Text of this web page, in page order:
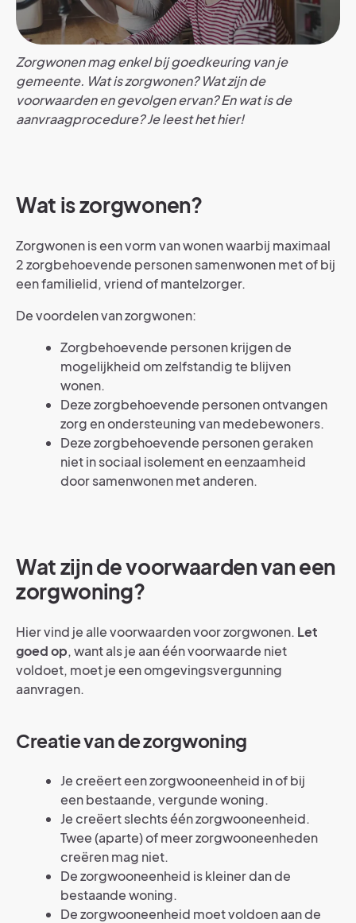
Zorgwonen mag enkel bij goedkeuring van je
gemeente. Wat is zorgwonen? Wat zijn de
voorwaarden en gevolgen ervan? En wat is de
aanvraagprocedure? Je leest het hier!
Wat is zorgwonen?
Zorgwonen is een vorm van wonen waarbij maximaal
2 zorgbehoevende personen samenwonen met of bij
een familielid, vriend of mantelzorger.
De voordelen van zorgwonen:
Zorgbehoevende personen krijgen de
mogelijkheid om zelfstandig te blijven
wonen.
Deze zorgbehoevende personen ontvangen
zorg en ondersteuning van medebewoners.
Deze zorgbehoevende personen geraken
niet in sociaal isolement en eenzaamheid
door samenwonen met anderen.
Wat zijn de voorwaarden van een
zorgwoning?
Hier vind je alle voorwaarden voor zorgwonen. Let
goed op, want als je aan één voorwaarde niet
voldoet, moet je een omgevingsvergunning
aanvragen.
Creatie van de zorgwoning
Je creëert een zorgwooneenheid in of bij
een bestaande, vergunde woning.
Je creëert slechts één zorgwooneenheid.
Twee (aparte) of meer zorgwooneenheden
creëren mag niet.
De zorgwooneenheid is kleiner dan de
bestaande woning.
De zorgwooneenheid moet voldoen aan de